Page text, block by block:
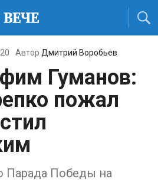
Автор Дмитрий Воробьев
Гуманов:
пожал
Парада Победы на